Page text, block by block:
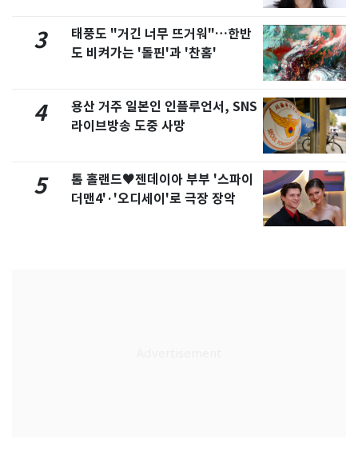
3
태풍도 "거긴 너무 뜨거워"…한반
도 비켜가는 '돌핀'과 '찬홈'
4
용산 거주 일본인 인플루언서, SNS
라이브방송 도중 사망
5
톰 홀랜드♥젠데이아 부부 '스파이
더맨4'·'오디세이'로 극장 장악